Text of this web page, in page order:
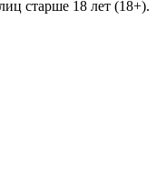
старше 18 лет (18+).